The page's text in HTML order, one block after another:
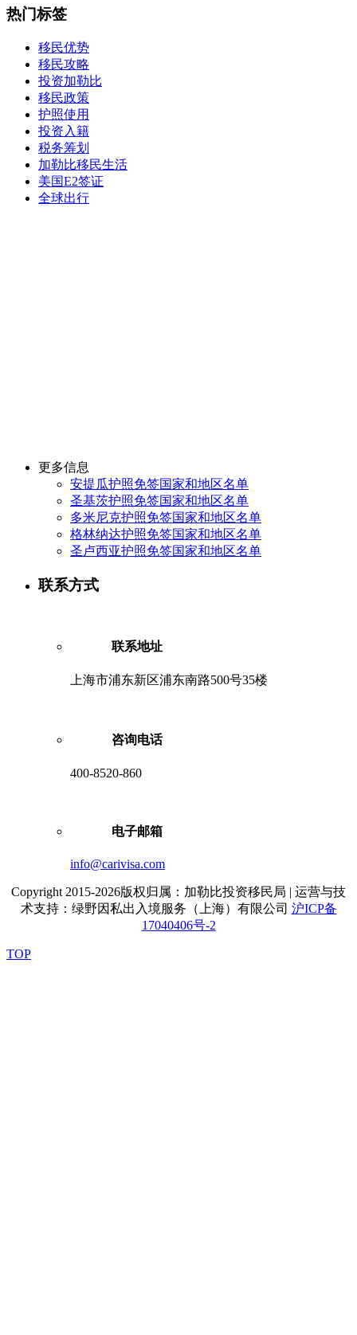
热门标签
移民优势
移民攻略
投资加勒比
移民政策
护照使用
投资入籍
税务筹划
加勒比移民生活
美国E2签证
全球出行
更多信息
安提瓜护照免签国家和地区名单
圣基茨护照免签国家和地区名单
多米尼克护照免签国家和地区名单
格林纳达护照免签国家和地区名单
圣卢西亚护照免签国家和地区名单
联系方式
联系地址
上海市浦东新区浦东南路500号35楼
咨询电话
400-8520-860
电子邮箱
info@carivisa.com
Copyright 2015-2026版权归属：加勒比投资移民局 | 运营与技
术支持：绿野因私出入境服务（上海）有限公司 沪ICP备
17040406号-2
TOP